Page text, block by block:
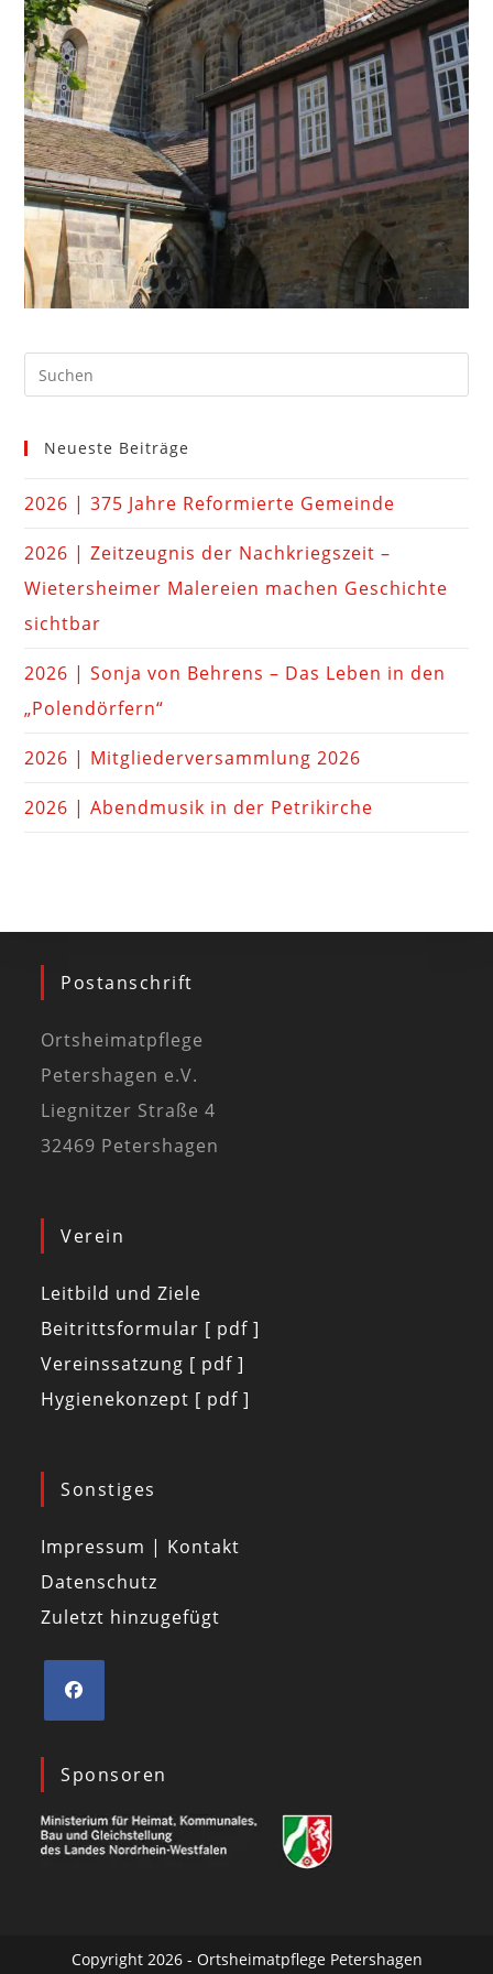
Neueste Beiträge
2026 | 375 Jahre Reformierte Gemeinde
2026 | Zeitzeugnis der Nachkriegszeit –
Wietersheimer Malereien machen Geschichte
sichtbar
2026 | Sonja von Behrens – Das Leben in den
„Polendörfern“
2026 | Mitgliederversammlung 2026
2026 | Abendmusik in der Petrikirche
Postanschrift
Ortsheimatpflege
Petershagen e.V.
Liegnitzer Straße 4
32469 Petershagen
Verein
Leitbild und Ziele
Beitrittsformular [ pdf ]
Vereinssatzung [ pdf ]
Hygienekonzept [ pdf ]
Sonstiges
Impressum | Kontakt
Datenschutz
Zuletzt hinzugefügt
Sponsoren
Copyright 2026 - Ortsheimatpflege Petershagen